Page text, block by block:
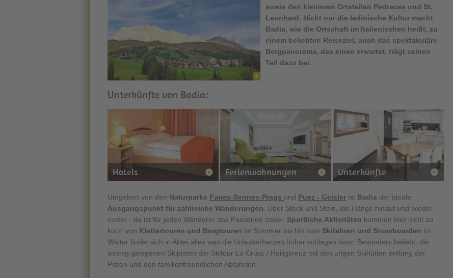
sowie den kleineren Ortsteilen Pedraces und St.
Leonhard. Nicht nur die ladinische Kultur macht
Badia, wie die Ortschaft im Italienischen heißt, zu
einem beliebten Reiseziel, auch das spektakuläre
Bergpanorama, das einen erwartet, trägt seinen
Teil dazu bei.
Unterkünfte von Badia:
Hotels Ferienwohnungen Unterkünfte
Umgeben von den Naturparks Fanes-Sennes-Prags und Puez - Geisler ist Badia der ideale
Ausgangspunkt für zahlreiche Wanderungen . Über Stock und Stein, die Hänge hinauf und wieder
runter - da ist für jeden Wanderer das Passende dabei. Sportliche Aktivitäten kommen hier nicht zu
kurz: von Klettertouren und Bergtouren im Sommer bis hin zum Skifahren und Snowboarden im
Winter findet sich in Abtei alles was die Urlauberherzen höher schlagen lässt. Besonders beliebt: die
sonnig gelegenen Skipisten der Skitour La Crusc / Heiligkreuz mit den urigen Skihütten entlang der
Pisten und den familienfreundlichen Abfahrten.